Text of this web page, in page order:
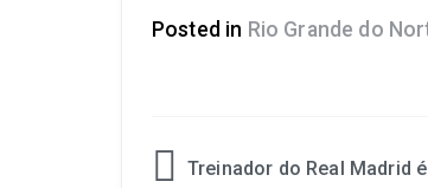
Posted in Rio Grande do
Treinador do Real Madrid